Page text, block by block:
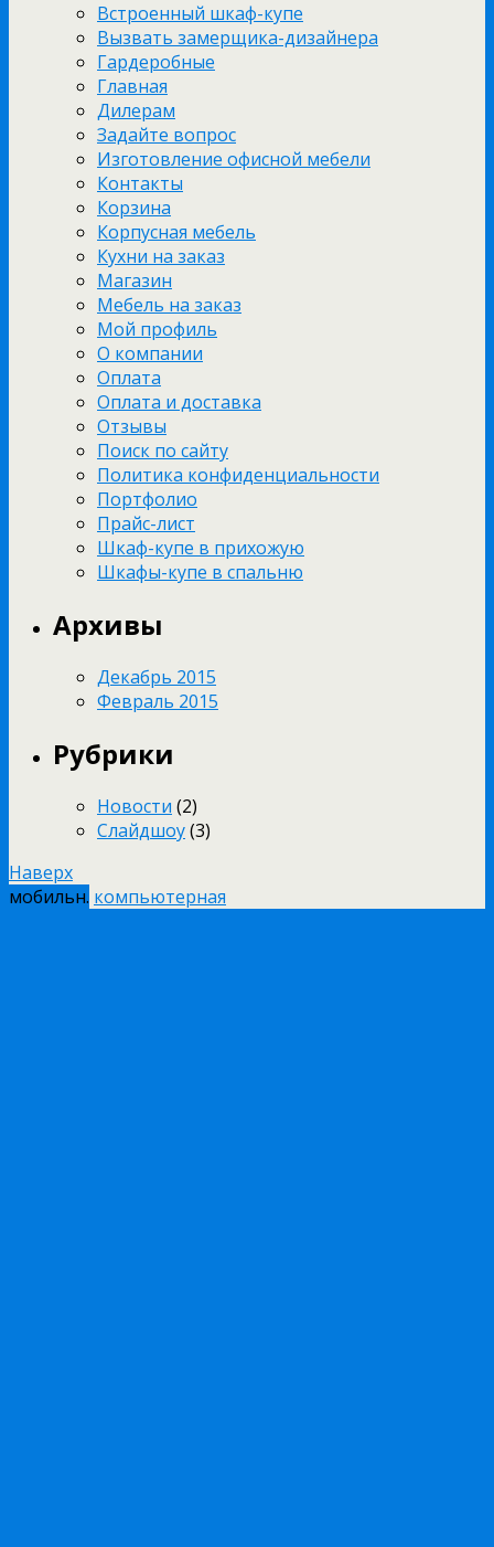
Встроенный шкаф-купе
Вызвать замерщика-дизайнера
Гардеробные
Главная
Дилерам
Задайте вопрос
Изготовление офисной мебели
Контакты
Корзина
Корпусная мебель
Кухни на заказ
Магазин
Мебель на заказ
Мой профиль
О компании
Оплата
Оплата и доставка
Отзывы
Поиск по сайту
Политика конфиденциальности
Портфолио
Прайс-лист
Шкаф-купе в прихожую
Шкафы-купе в спальню
Архивы
Декабрь 2015
Февраль 2015
Рубрики
Новости (2)
Слайдшоу(3)
Наверх
мобильн. компьютерная